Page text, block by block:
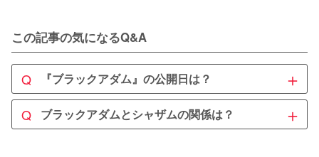
この記事の気になるQ&A
Q 『ブラックアダム』の公開日は？ ＋
A
『ブラックアダム』は2022年12月2日に日本公開
となり
Q ブラックアダムとシャザムの関係は？ ＋